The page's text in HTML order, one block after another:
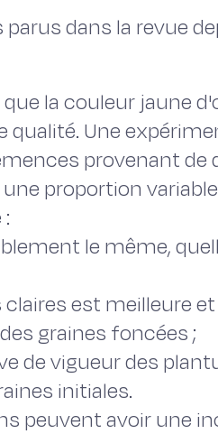
dans la revue
la couleur jaune
Une
provenant de
proportion
le même,
est meilleure
graines foncées ;
de vigueur des
initiales.
peuvent avoir une